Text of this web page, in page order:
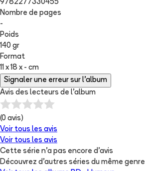
9782277330455
Nombre de pages
-
Poids
140 gr
Format
11 x 18 x - cm
Signaler une erreur sur l'album
Avis des lecteurs de l'album
(0 avis)
Voir tous les avis
Voir tous les avis
Cette série n'a pas encore d'avis
Découvrez d'autres séries du même genre